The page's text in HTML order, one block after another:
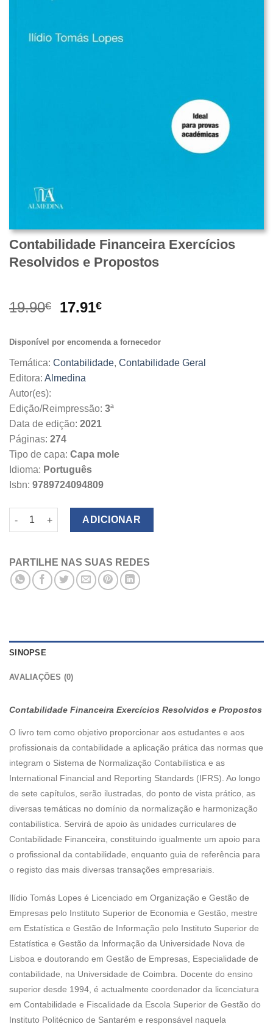
Contabilidade Financeira Exercícios
Resolvidos e Propostos
19.90€
O
original
19.90€.
17.91€O
atual
17.91€.
Disponível por encomenda a fornecedor
Temática: Contabilidade, Contabilidade Geral
Editora: Almedina
Autor(es):
Edição/Reimpressão: 3ª
Data de edição: 2021
Páginas: 274
Tipo de capa: Capa mole
Idioma: Português
Isbn: 9789724094809
Quantidade de Contabilidade Financeira Exercícios
ADICIONAR
PARTILHE NAS SUAS REDES
SINOPSE
AVALIAÇÕES (0)
Contabilidade Financeira Exercícios Resolvidos e Propostos
O livro tem como objetivo proporcionar aos estudantes e aos
profissionais da contabilidade a aplicação prática das normas que
integram o Sistema de Normalização Contabilística e as
International Financial and Reporting Standards (IFRS). Ao longo
de sete capítulos, serão ilustradas, do ponto de vista prático, as
diversas temáticas no domínio da normalização e harmonização
contabilística. Servirá de apoio às unidades curriculares de
Contabilidade Financeira, constituindo igualmente um apoio para
o profissional da contabilidade, enquanto guia de referência para
o registo das mais diversas transações empresariais.
Ilídio Tomás Lopes é Licenciado em Organização e Gestão de
Empresas pelo Instituto Superior de Economia e Gestão, mestre
em Estatística e Gestão de Informação pelo Instituto Superior de
Estatística e Gestão da Informação da Universidade Nova de
Lisboa e doutorando em Gestão de Empresas, Especialidade de
contabilidade, na Universidade de Coimbra. Docente do ensino
superior desde 1994, é actualmente coordenador da licenciatura
em Contabilidade e Fiscalidade da Escola Superior de Gestão do
Instituto Politécnico de Santarém e responsável naquela